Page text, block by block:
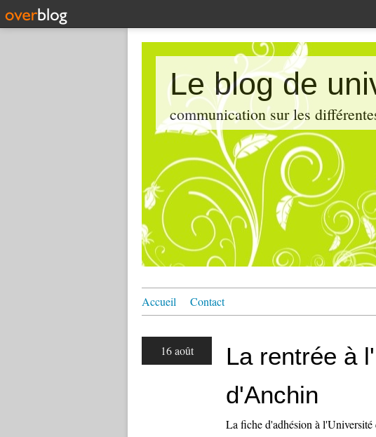
Le blog de
communication sur les
Accueil Contact
16 août
La rentrée à
d'Anchin
La fiche d'adhésion à